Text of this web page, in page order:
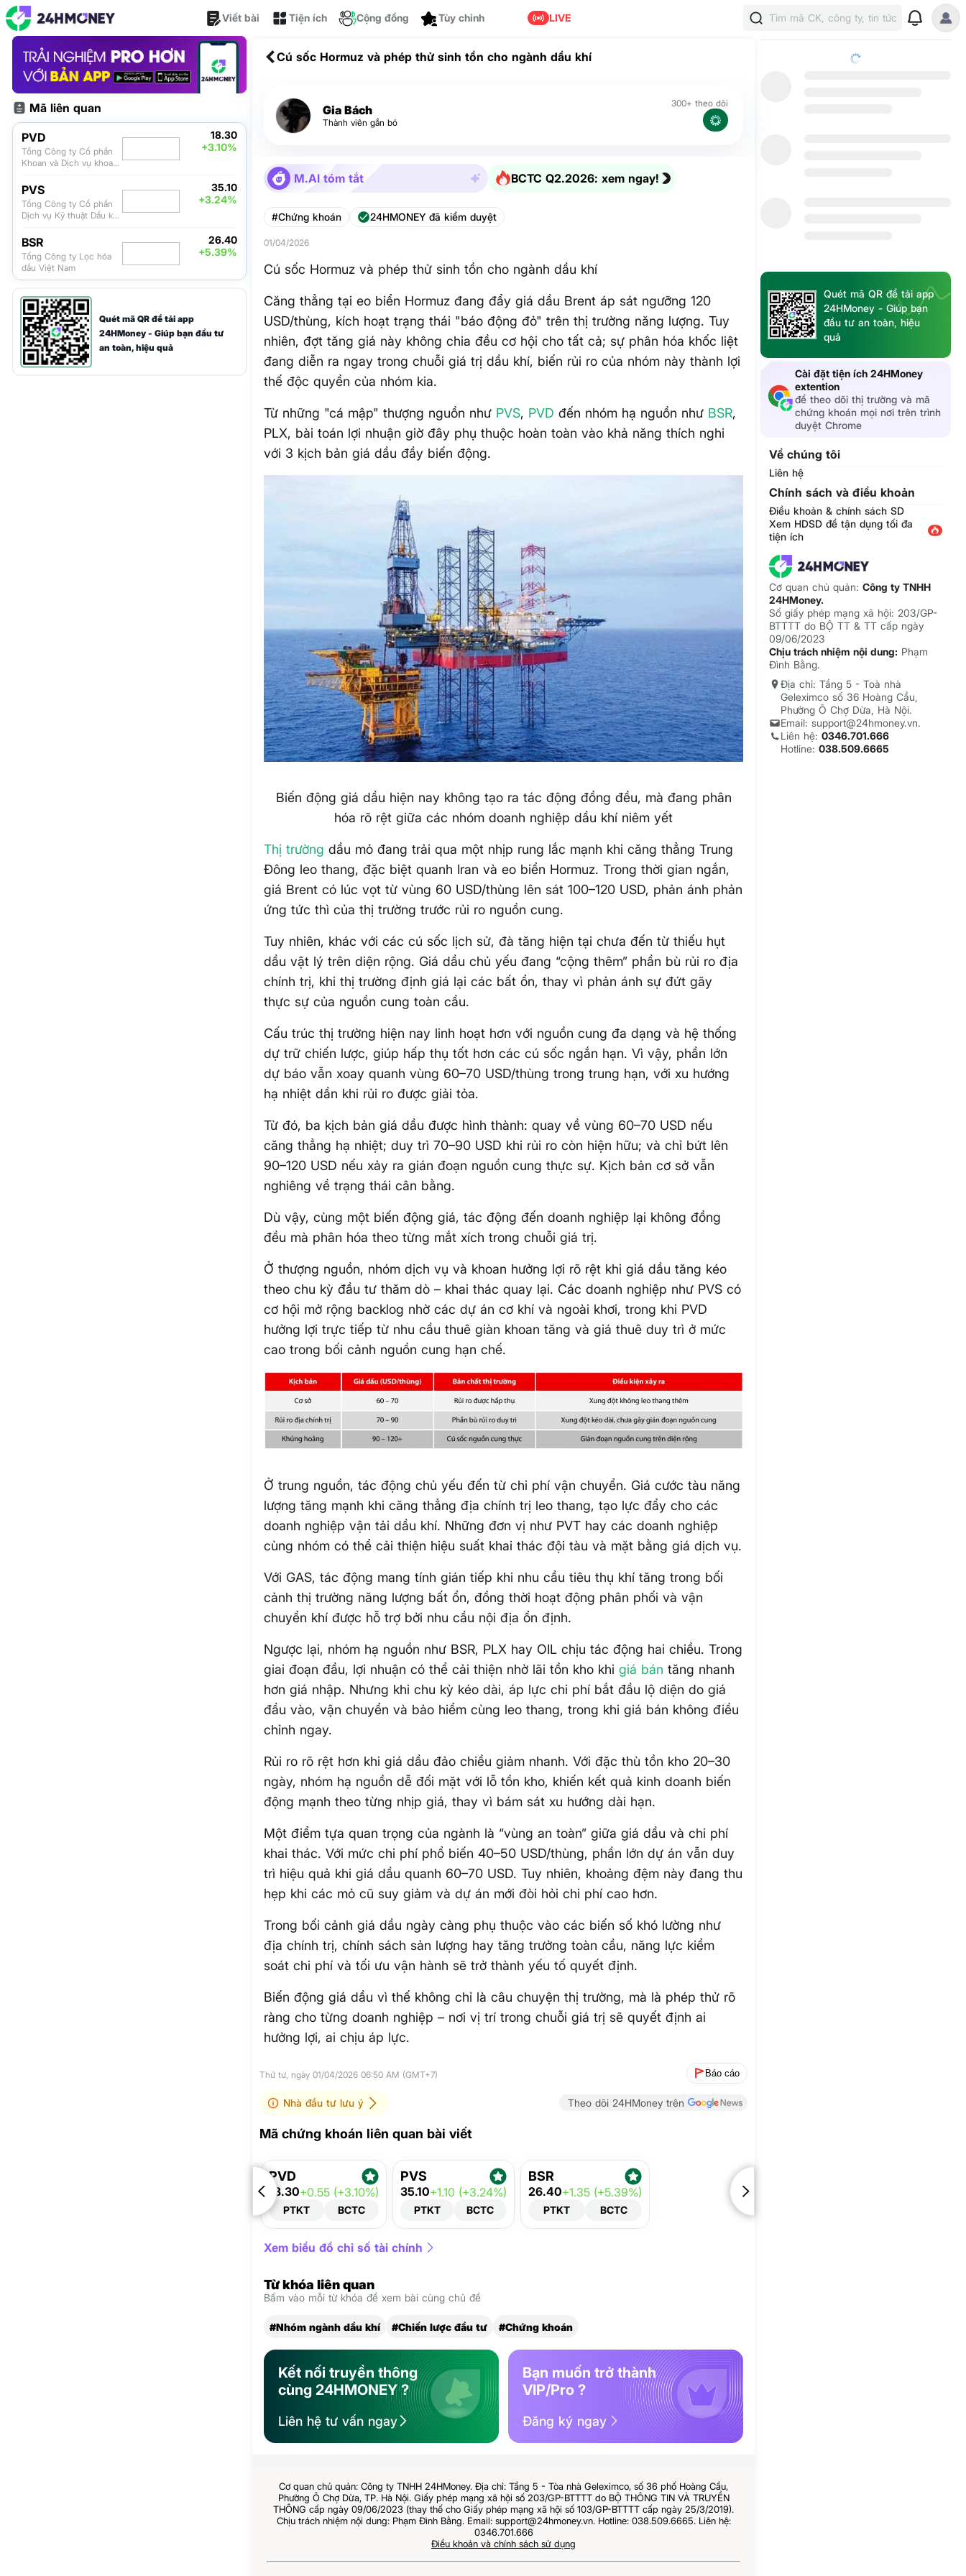
Viết bài Tiện ích
Cộng đồng
LIVE Tìm mã CK, công ty, tin tức
Mã liên quan
PVD
Tổng Công ty Cổ phần
Khoan và Dịch vụ khoan
18.30
+3.10%
PVS
Tổng Công ty Cổ phần
Dịch vụ Kỹ thuật Dầu khí
35.10
+3.24%
BSR
Tổng Công ty Lọc hóa
dầu Việt Nam
26.40
+5.39%
Quét mã QR để tải app
24HMoney - Giúp bạn đầu tư
an toàn, hiệu quả
Cú sốc Hormuz và phép thử sinh tồn cho ngành dầu khí
Gia Bách
Thành viên gắn bó
300+ theo dõi
M.AI tóm tắt BCTC Q2.2026: xem ngay!
#Chứng khoán 24HMONEY đã kiểm duyệt
01/04/2026
Cú sốc Hormuz và phép thử sinh tồn cho ngành dầu khí
Căng thẳng tại eo biển Hormuz đang đẩy giá dầu Brent áp sát ngưỡng 120
USD/thùng, kích hoạt trạng thái "báo động đỏ" trên thị trường năng lượng. Tuy
nhiên, đợt tăng giá này không chia đều cơ hội cho tất cả; sự phân hóa khốc liệt
đang diễn ra ngay trong chuỗi giá trị dầu khí, biến rủi ro của nhóm này thành lợi
thế độc quyền của nhóm kia.
Từ những "cá mập" thượng nguồn như PVS, PVD đến nhóm hạ nguồn như BSR,
PLX, bài toán lợi nhuận giờ đây phụ thuộc hoàn toàn vào khả năng thích nghi
với 3 kịch bản giá dầu đầy biến động.
Biến động giá dầu hiện nay không tạo ra tác động đồng đều, mà đang phân
hóa rõ rệt giữa các nhóm doanh nghiệp dầu khí niêm yết
Thị trường dầu mỏ đang trải qua một nhịp rung lắc mạnh khi căng thẳng Trung
Đông leo thang, đặc biệt quanh Iran và eo biển Hormuz. Trong thời gian ngắn,
giá Brent có lúc vọt từ vùng 60 USD/thùng lên sát 100–120 USD, phản ánh phản
ứng tức thì của thị trường trước rủi ro nguồn cung.
Tuy nhiên, khác với các cú sốc lịch sử, đà tăng hiện tại chưa đến từ thiếu hụt
dầu vật lý trên diện rộng. Giá dầu chủ yếu đang “cộng thêm” phần bù rủi ro địa
chính trị, khi thị trường định giá lại các bất ổn, thay vì phản ánh sự đứt gãy
thực sự của nguồn cung toàn cầu.
Cấu trúc thị trường hiện nay linh hoạt hơn với nguồn cung đa dạng và hệ thống
dự trữ chiến lược, giúp hấp thụ tốt hơn các cú sốc ngắn hạn. Vì vậy, phần lớn
dự báo vẫn xoay quanh vùng 60–70 USD/thùng trong trung hạn, với xu hướng
hạ nhiệt dần khi rủi ro được giải tỏa.
Từ đó, ba kịch bản giá dầu được hình thành: quay về vùng 60–70 USD nếu
căng thẳng hạ nhiệt; duy trì 70–90 USD khi rủi ro còn hiện hữu; và chỉ bứt lên
90–120 USD nếu xảy ra gián đoạn nguồn cung thực sự. Kịch bản cơ sở vẫn
nghiêng về trạng thái cân bằng.
Dù vậy, cùng một biến động giá, tác động đến doanh nghiệp lại không đồng
đều mà phân hóa theo từng mắt xích trong chuỗi giá trị.
Ở thượng nguồn, nhóm dịch vụ và khoan hưởng lợi rõ rệt khi giá dầu tăng kéo
theo chu kỳ đầu tư thăm dò – khai thác quay lại. Các doanh nghiệp như PVS có
cơ hội mở rộng backlog nhờ các dự án cơ khí và ngoài khơi, trong khi PVD
hưởng lợi trực tiếp từ nhu cầu thuê giàn khoan tăng và giá thuê duy trì ở mức
cao trong bối cảnh nguồn cung hạn chế.
Ở trung nguồn, tác động chủ yếu đến từ chi phí vận chuyển. Giá cước tàu năng
lượng tăng mạnh khi căng thẳng địa chính trị leo thang, tạo lực đẩy cho các
doanh nghiệp vận tải dầu khí. Những đơn vị như PVT hay các doanh nghiệp
cùng nhóm có thể cải thiện hiệu suất khai thác đội tàu và mặt bằng giá dịch vụ.
Với GAS, tác động mang tính gián tiếp khi nhu cầu tiêu thụ khí tăng trong bối
cảnh thị trường năng lượng bất ổn, đồng thời hoạt động phân phối và vận
chuyển khí được hỗ trợ bởi nhu cầu nội địa ổn định.
Ngược lại, nhóm hạ nguồn như BSR, PLX hay OIL chịu tác động hai chiều. Trong
giai đoạn đầu, lợi nhuận có thể cải thiện nhờ lãi tồn kho khigiá bán tăng nhanh
hơn giá nhập. Nhưng khi chu kỳ kéo dài, áp lực chi phí bắt đầu lộ diện do giá
đầu vào, vận chuyển và bảo hiểm cùng leo thang, trong khi giá bán không điều
chỉnh ngay.
Rủi ro rõ rệt hơn khi giá dầu đảo chiều giảm nhanh. Với đặc thù tồn kho 20–30
ngày, nhóm hạ nguồn dễ đối mặt với lỗ tồn kho, khiến kết quả kinh doanh biến
động mạnh theo từng nhịp giá, thay vì bám sát xu hướng dài hạn.
Một điểm tựa quan trọng của ngành là “vùng an toàn” giữa giá dầu và chi phí
khai thác. Với mức chi phí phổ biến 40–50 USD/thùng, phần lớn dự án vẫn duy
trì hiệu quả khi giá dầu quanh 60–70 USD. Tuy nhiên, khoảng đệm này đang thu
hẹp khi các mỏ cũ suy giảm và dự án mới đòi hỏi chi phí cao hơn.
Trong bối cảnh giá dầu ngày càng phụ thuộc vào các biến số khó lường như
địa chính trị, chính sách sản lượng hay tăng trưởng toàn cầu, năng lực kiểm
soát chi phí và tối ưu vận hành sẽ trở thành yếu tố quyết định.
Biến động giá dầu vì thế không chỉ là câu chuyện thị trường, mà là phép thử rõ
ràng cho từng doanh nghiệp – nơi vị trí trong chuỗi giá trị sẽ quyết định ai
hưởng lợi, ai chịu áp lực.
Thứ tư, ngày 01/04/2026 06:50 AM (GMT+7) Báo cáo
Nhà đầu tư lưu ý Theo dõi 24HMoney trên
Mã chứng khoán liên quan bài viết
PVD
18.30+0.55 (+3.10%)
PTKT BCTC
PVS
35.10+1.10 (+3.24%)
PTKT BCTC
BSR
26.40+1.35 (+5.39%)
PTKT BCTC
Xem biểu đồ chỉ số tài chính
Từ khóa liên quan
Bấm vào mỗi từ khóa để xem bài cùng chủ đề
#Nhóm ngành dầu khí #Chiến lược đầu tư #Chứng khoán
Kết nối truyền thông
cùng 24HMONEY ?
Liên hệ tư vấn ngay
Bạn muốn trở thành
VIP/Pro ?
Đăng ký ngay
Cơ quan chủ quản: Công ty TNHH 24HMoney. Địa chỉ: Tầng 5 - Tòa nhà Geleximco, số 36 phố Hoàng Cầu,
Phường Ô Chợ Dừa, TP. Hà Nội. Giấy phép mạng xã hội số 203/GP-BTTTT do BỘ THÔNG TIN VÀ TRUYỀN
THÔNG cấp ngày 09/06/2023 (thay thế cho Giấy phép mạng xã hội số 103/GP-BTTTT cấp ngày 25/3/2019).
Chịu trách nhiệm nội dung: Phạm Đình Bằng. Email: support@24hmoney.vn. Hotline: 038.509.6665. Liên hệ:
0346.701.666
Điều khoản và chính sách sử dụng
Quét mã QR để tải app
24HMoney - Giúp bạn
đầu tư an toàn, hiệu
quả
Cài đặt tiện ích 24HMoney
extention
để theo dõi thị trường và mã
chứng khoán mọi nơi trên trình
duyệt Chrome
Về chúng tôi
Liên hệ
Chính sách và điều khoản
Điều khoản & chính sách SD
Xem HDSD để tận dụng tối đa
tiện ích
Cơ quan chủ quản:Công ty TNHH
24HMoney.
Số giấy phép mạng xã hội: 203/GP-
BTTTT do BỘ TT & TT cấp ngày
09/06/2023
Chịu trách nhiệm nội dung: Phạm
Đình Bằng.
Địa chỉ: Tầng 5 - Toà nhà
Geleximco số 36 Hoàng Cầu,
Phường Ô Chợ Dừa, Hà Nội.
Email: support@24hmoney.vn.
Liên hệ:0346.701.666
Hotline:038.509.6665